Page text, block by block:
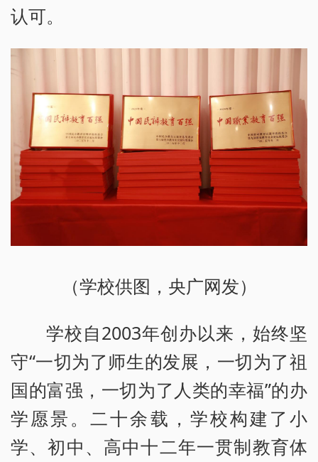
认可。
（学校供图，央广网发）
学校自2003年创办以来，始终坚
守“一切为了师生的发展，一切为了祖
国的富强，一切为了人类的幸福”的办
学愿景。二十余载，学校构建了小
学、初中、高中十二年一贯制教育体